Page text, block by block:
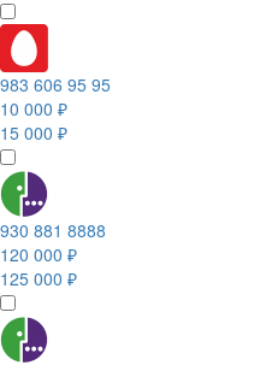
983 606 95 95
10 000 ₽
15 000 ₽
930 881 8888
120 000 ₽
125 000 ₽